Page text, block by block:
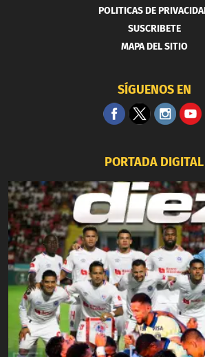
POLITICAS DE
SUSCRIBETE
MAPA DEL SITIO
SÍGUENOS EN
PORTADA DIGITAL